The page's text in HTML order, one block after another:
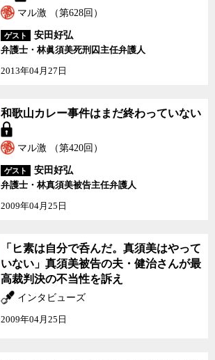
マル激 （第628回）
ゲスト
安田好弘
弁護士・林眞須美死刑囚主任弁護人
2013年04月27日
和歌山カレー事件はまだ終わっていない
マル激 （第420回）
ゲスト
安田好弘
弁護士・林真須美被告主任弁護人
2009年04月25日
「ヒ素は自分で呑んだ。真須美はやって
いない」真須美被告の夫・健治さんが最
高裁判決の不当性を訴え
インタビューズ
2009年04月25日